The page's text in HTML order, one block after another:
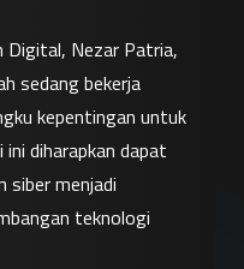
Digital, Nezar Patria,
sedang bekerja
kepentingan untuk
ini diharapkan dapat
siber menjadi
teknologi